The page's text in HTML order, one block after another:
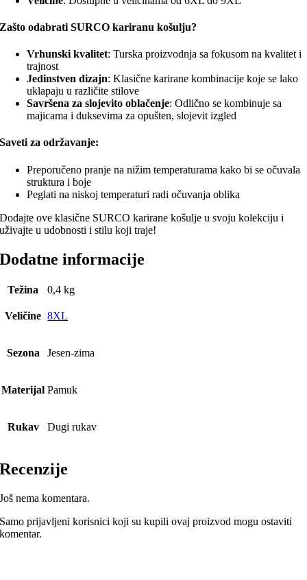
Zašto odabrati SURCO kariranu košulju?
Vrhunski kvalitet: Turska proizvodnja sa fokusom na kvalitet i
trajnost
Jedinstven dizajn: Klasične karirane kombinacije koje se lako
uklapaju u različite stilove
Savršena za slojevito oblačenje: Odlično se kombinuje sa
majicama i duksevima za opušten, slojevit izgled
Saveti za održavanje:
Preporučeno pranje na nižim temperaturama kako bi se očuvala
struktura i boje
Peglati na niskoj temperaturi radi očuvanja oblika
Dodajte ove klasične SURCO karirane košulje u svoju kolekciju i
uživajte u udobnosti i stilu koji traje!
Dodatne informacije
Težina 0,4 kg
Veličine 8XL
Sezona Jesen-zima
Materijal Pamuk
Rukav Dugi rukav
Recenzije
Još nema komentara.
Samo prijavljeni korisnici koji su kupili ovaj proizvod mogu ostaviti
komentar.